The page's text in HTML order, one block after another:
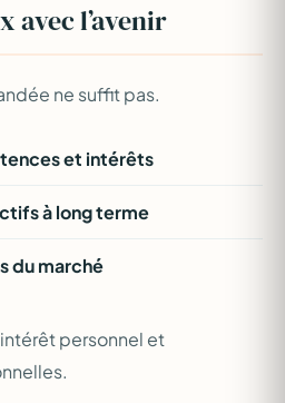
avec l’avenir
ne suffit pas.
et intérêts
à long terme
du marché
personnel et